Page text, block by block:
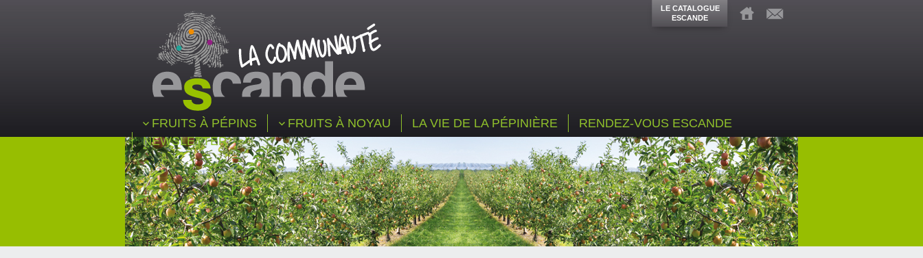
LE CATALOGUE
ESCANDE
FRUITS À PÉPINS FRUITS À NOYAU LA VIE DE LA PÉPINIÈRE
RENDEZ-VOUS ESCANDE
NEWSLETTER